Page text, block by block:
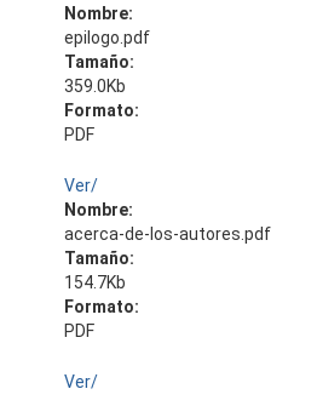
Nombre:
epilogo.pdf
Tamaño:
359.0Kb
Formato:
PDF
Ver/
Nombre:
acerca-de-los-autores.pdf
Tamaño:
154.7Kb
Formato:
PDF
Ver/